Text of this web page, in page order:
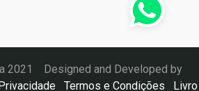
2021 Designed and Developed by
Termos e Condições Livro